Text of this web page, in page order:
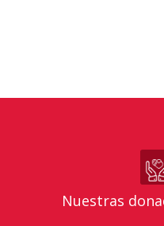
Nuestras